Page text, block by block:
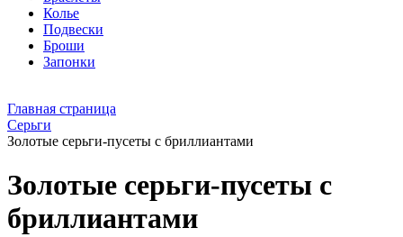
Колье
Подвески
Броши
Запонки
Главная страница
Серьги
Золотые серьги-пусеты с бриллиантами
Золотые серьги-пусеты с
бриллиантами